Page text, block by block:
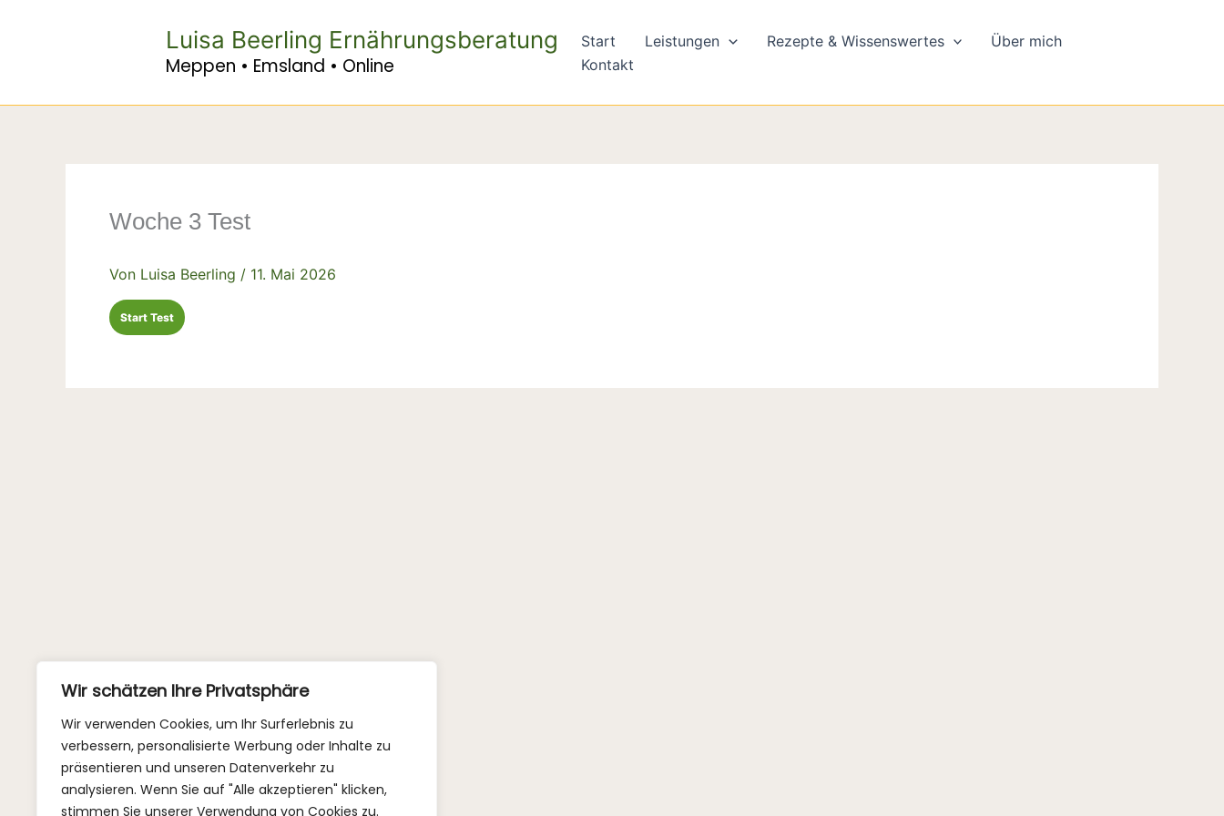
Wir schätzen Ihre Privatsphäre
Wir verwenden Cookies, um Ihr Surferlebnis zu
verbessern, personalisierte Werbung oder Inhalte zu
präsentieren und unseren Datenverkehr zu
analysieren. Wenn Sie auf "Alle akzeptieren" klicken,
stimmen Sie unserer Verwendung von Cookies zu.
Luisa Beerling Ernährungsberatung
Meppen • Emsland • Online
Start Leistungen Rezepte & Wissenswertes
Über mich
Kontakt
Woche 3 Test
Von Luisa Beerling / 11. Mai 2026